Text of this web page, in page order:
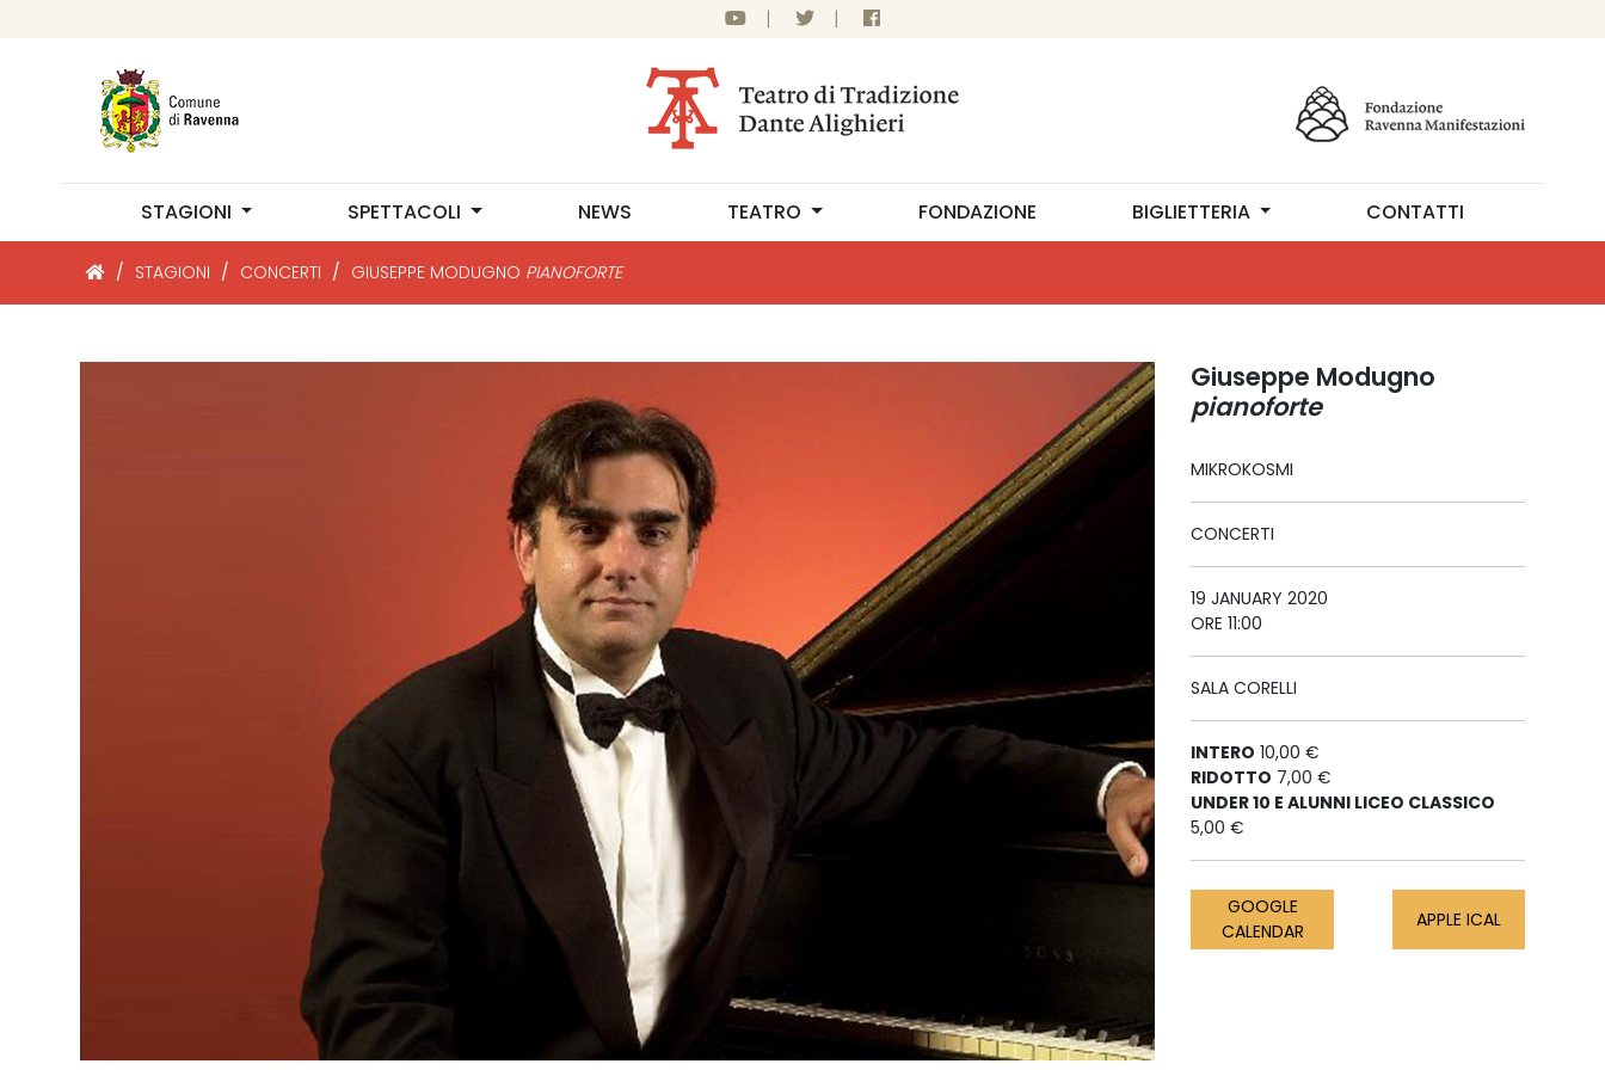
| |
STAGIONI SPETTACOLI NEWS TEATRO FONDAZIONE BIGLIETTERIA CONTATTI
/ STAGIONI / CONCERTI / GIUSEPPE MODUGNO PIANOFORTE
Giuseppe Modugno
pianoforte
MIKROKOSMI
CONCERTI
19 JANUARY 2020
ORE 11:00
SALA CORELLI
INTERO 10,00 €
RIDOTTO 7,00 €
UNDER 10 E ALUNNI LICEO CLASSICO
5,00 €
GOOGLE
CALENDAR
APPLE ICAL